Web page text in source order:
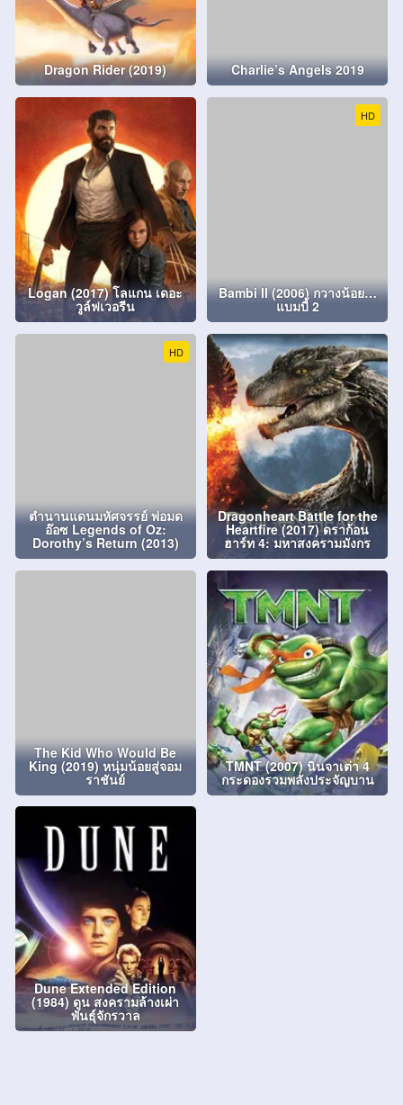
Dragon Rider (2019) Charlie’s Angels 2019
Logan (2017) โลแกน เดอะ
วูล์ฟเวอรีน
HD
Bambi II (2006) กวางน้อย…
แบมบี้ 2
HD
ตำนานแดนมหัศจรรย์ พ่อมด
อ๊อซ Legends of Oz:
Dorothy’s Return (2013)
Dragonheart Battle for the
Heartfire (2017) ดราก้อน
ฮาร์ท 4: มหาสงครามมังกร
The Kid Who Would Be
King (2019) หนุ่มน้อยสู่จอม
ราชันย์
TMNT (2007) นินจาเต่า 4
กระดองรวมพลังประจัญบาน
Dune Extended Edition
(1984) ดูน สงครามล้างเผ่า
พันธุ์จักรวาล